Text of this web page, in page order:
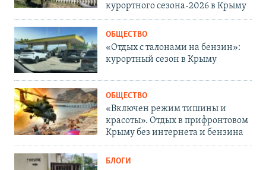
курортного сезона-2026 в Крыму
ОБЩЕСТВО
«Отдых с талонами на бензин»:
курортный сезон в Крыму
ОБЩЕСТВО
«Включен режим тишины и
красоты». Отдых в прифронтовом
Крыму без интернета и бензина
БЛОГИ